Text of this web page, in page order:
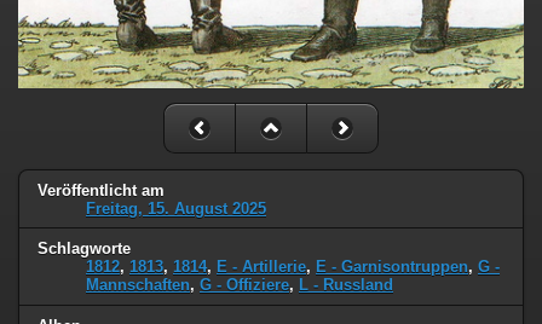
Veröffentlicht am
Freitag, 15. August 2025
Schlagworte
1812, 1813, 1814, E - Artillerie, E - Garnisontruppen, G -
Mannschaften, G - Offiziere, L - Russland